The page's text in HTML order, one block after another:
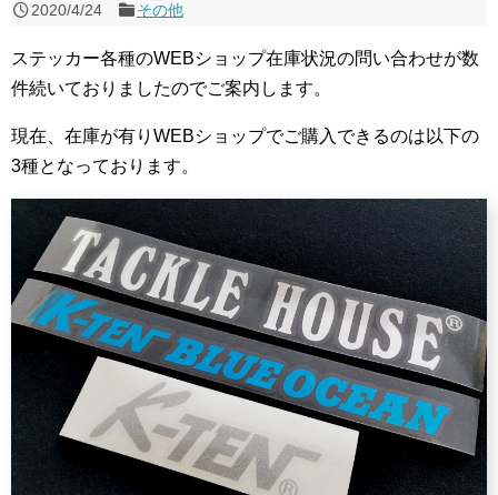
2020/4/24 その他
ステッカー各種のWEBショップ在庫状況の問い合わせが数
件続いておりましたのでご案内します。
現在、在庫が有りWEBショップでご購入できるのは以下の
3種となっております。